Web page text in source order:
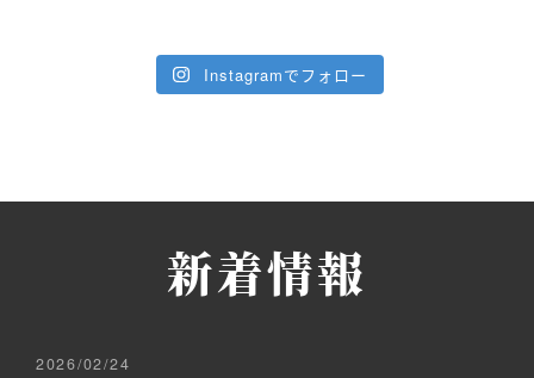
Instagramでフォロー
新着情報
2026/02/24